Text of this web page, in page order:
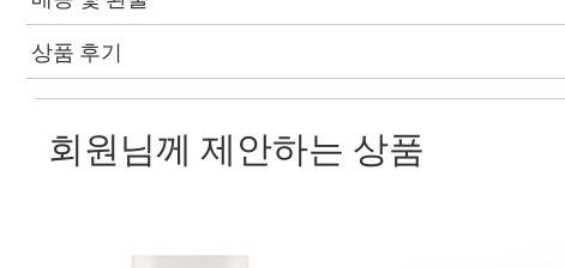
상품 후기
회원님께 제안하는 상품